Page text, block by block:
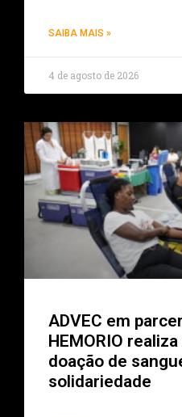
SAIBA MAIS »
4 de agosto de 2026
ADVEC em
HEMORIO
doação de
solidariedade